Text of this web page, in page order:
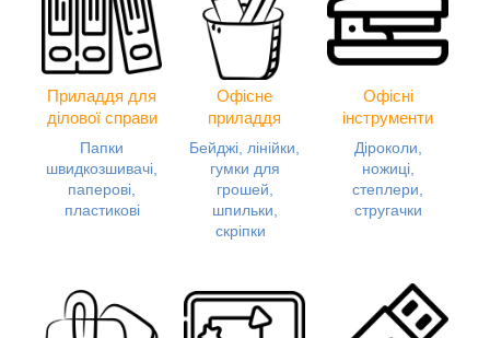
Приладдя для
ділової справи
Папки
швидкозшивачі,
паперові,
пластикові
Офісне
приладдя
Бейджі, лінійки,
гумки для
грошей,
шпильки,
скріпки
Офісні
інструменти
Діроколи,
ножиці,
степлери,
стругачки